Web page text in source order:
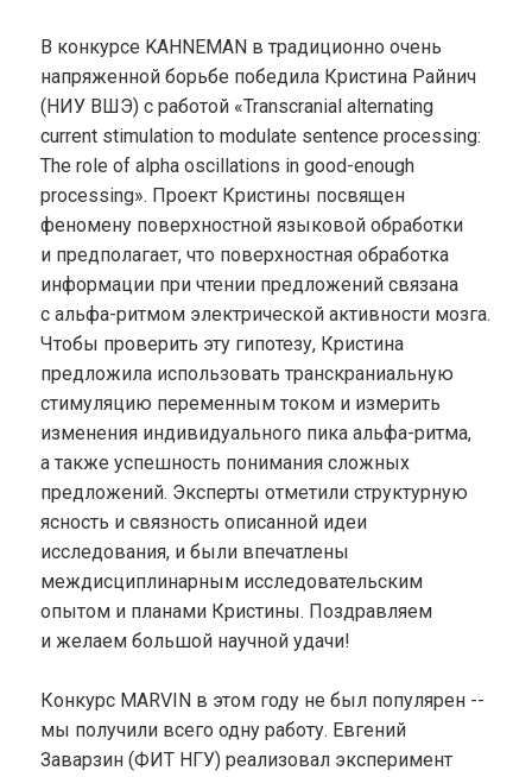
В конкурсе KAHNEMAN в традиционно очень
напряженной борьбе победила Кристина Райнич
(НИУ ВШЭ) с работой «Transcranial alternating
current stimulation to modulate sentence processing:
The role of alpha oscillations in good-enough
processing». Проект Кристины посвящен
феномену поверхностной языковой обработки
и предполагает, что поверхностная обработка
информации при чтении предложений связана
с альфа-ритмом электрической активности мозга.
Чтобы проверить эту гипотезу, Кристина
предложила использовать транскраниальную
стимуляцию переменным током и измерить
изменения индивидуального пика альфа-ритма,
а также успешность понимания сложных
предложений. Эксперты отметили структурную
ясность и связность описанной идеи
исследования, и были впечатлены
междисциплинарным исследовательским
опытом и планами Кристины. Поздравляем
и желаем большой научной удачи!
Конкурс MARVIN в этом году не был популярен --
мы получили всего одну работу. Евгений
Заварзин (ФИТ НГУ) реализовал эксперимент